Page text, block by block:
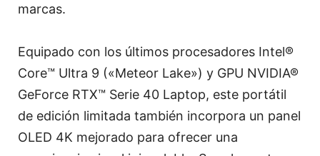
marcas.
Equipado con los últimos procesadores Intel®
Core™ Ultra 9 («Meteor Lake») y GPU NVIDIA®
GeForce RTX™ Serie 40 Laptop, este portátil
de edición limitada también incorpora un panel
OLED 4K mejorado para ofrecer una